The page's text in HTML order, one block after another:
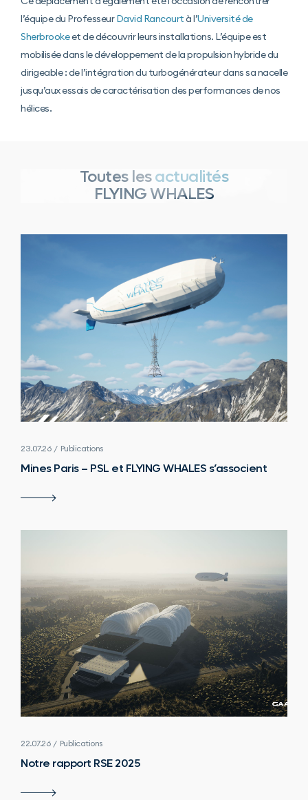
l’équipe du ProfesseurDavid Rancourtà l’Université de
Sherbrookeet de découvrir leurs installations. L’équipe est
mobilisée dans le développement de la propulsion hybride du
dirigeable : de l’intégration du turbogénérateur dans sa nacelle
jusqu’aux essais de caractérisation des performances de nos
hélices.
Toutes lesactualités
FLYING WHALES
23.07.26 / Publications
Mines Paris – PSL et FLYING WHALES s’associent
22.07.26 / Publications
Notre rapport RSE 2025